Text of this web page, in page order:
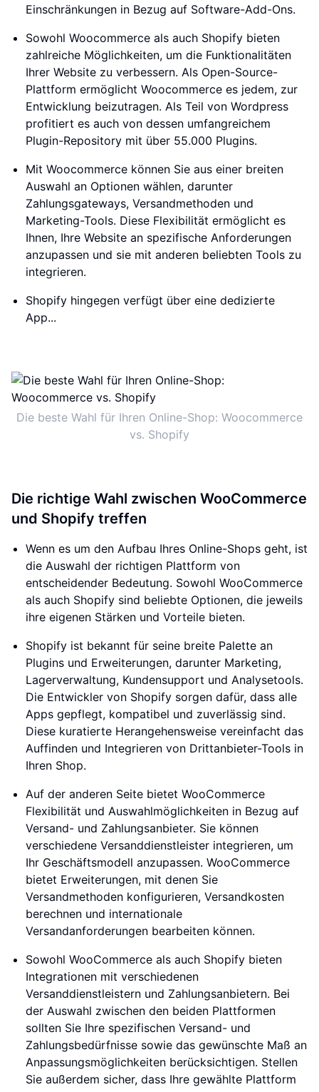
Einschränkungen in Bezug auf Software-Add-Ons.
Sowohl Woocommerce als auch Shopify bieten
zahlreiche Möglichkeiten, um die Funktionalitäten
Ihrer Website zu verbessern. Als Open-Source-
Plattform ermöglicht Woocommerce es jedem, zur
Entwicklung beizutragen. Als Teil von Wordpress
profitiert es auch von dessen umfangreichem
Plugin-Repository mit über 55.000 Plugins.
Mit Woocommerce können Sie aus einer breiten
Auswahl an Optionen wählen, darunter
Zahlungsgateways, Versandmethoden und
Marketing-Tools. Diese Flexibilität ermöglicht es
Ihnen, Ihre Website an spezifische Anforderungen
anzupassen und sie mit anderen beliebten Tools zu
integrieren.
Shopify hingegen verfügt über eine dedizierte
App...
Die beste Wahl für Ihren Online-Shop: Woocommerce
vs. Shopify
Die richtige Wahl zwischen WooCommerce
und Shopify treffen
Wenn es um den Aufbau Ihres Online-Shops geht, ist
die Auswahl der richtigen Plattform von
entscheidender Bedeutung. Sowohl WooCommerce
als auch Shopify sind beliebte Optionen, die jeweils
ihre eigenen Stärken und Vorteile bieten.
Shopify ist bekannt für seine breite Palette an
Plugins und Erweiterungen, darunter Marketing,
Lagerverwaltung, Kundensupport und Analysetools.
Die Entwickler von Shopify sorgen dafür, dass alle
Apps gepflegt, kompatibel und zuverlässig sind.
Diese kuratierte Herangehensweise vereinfacht das
Auffinden und Integrieren von Drittanbieter-Tools in
Ihren Shop.
Auf der anderen Seite bietet WooCommerce
Flexibilität und Auswahlmöglichkeiten in Bezug auf
Versand- und Zahlungsanbieter. Sie können
verschiedene Versanddienstleister integrieren, um
Ihr Geschäftsmodell anzupassen. WooCommerce
bietet Erweiterungen, mit denen Sie
Versandmethoden konfigurieren, Versandkosten
berechnen und internationale
Versandanforderungen bearbeiten können.
Sowohl WooCommerce als auch Shopify bieten
Integrationen mit verschiedenen
Versanddienstleistern und Zahlungsanbietern. Bei
der Auswahl zwischen den beiden Plattformen
sollten Sie Ihre spezifischen Versand- und
Zahlungsbedürfnisse sowie das gewünschte Maß an
Anpassungsmöglichkeiten berücksichtigen. Stellen
Sie außerdem sicher, dass Ihre gewählte Plattform